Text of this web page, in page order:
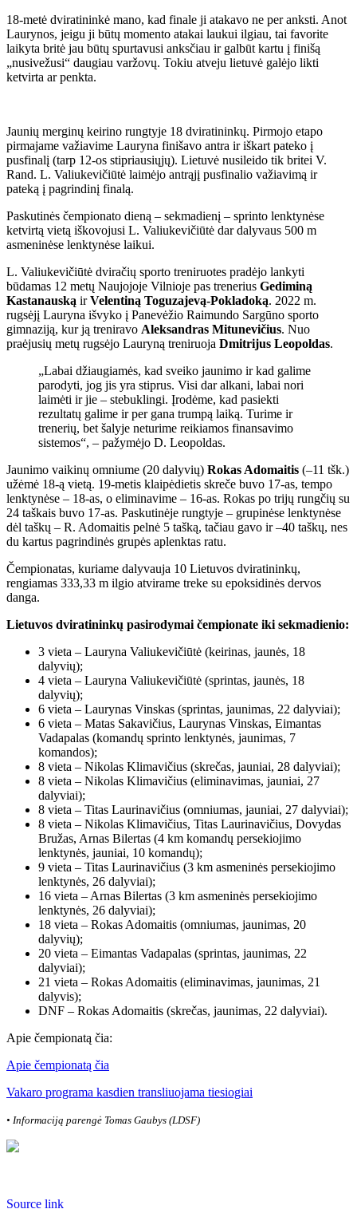
18-metė dviratininkė mano, kad finale ji atakavo ne per anksti. Anot
Laurynos, jeigu ji būtų momento atakai laukui ilgiau, tai favorite
laikyta britė jau būtų spurtavusi anksčiau ir galbūt kartu į finišą
„nusivežusi“ daugiau varžovų. Tokiu atveju lietuvė galėjo likti
ketvirta ar penkta.
Jaunių merginų keirino rungtyje 18 dviratininkų. Pirmojo etapo
pirmajame važiavime Lauryna finišavo antra ir iškart pateko į
pusfinalį (tarp 12-os stipriausiųjų). Lietuvė nusileido tik britei V.
Rand. L. Valiukevičiūtė laimėjo antrąjį pusfinalio važiavimą ir
pateką į pagrindinį finalą.
Paskutinės čempionato dieną – sekmadienį – sprinto lenktynėse
ketvirtą vietą iškovojusi L. Valiukevičiūtė dar dalyvaus 500 m
asmeninėse lenktynėse laikui.
L. Valiukevičiūtė dviračių sporto treniruotes pradėjo lankyti
būdamas 12 metų Naujojoje Vilnioje pas trenerius Gediminą
Kastanauską irVelentiną Toguzajevą-Pokladoką. 2022 m.
rugsėjį Lauryna išvyko į Panevėžio Raimundo Sargūno sporto
gimnaziją, kur ją treniravo Aleksandras Mitunevičius. Nuo
praėjusių metų rugsėjo Lauryną treniruoja Dmitrijus Leopoldas.
„Labai džiaugiamės, kad sveiko jaunimo ir kad galime
parodyti, jog jis yra stiprus. Visi dar alkani, labai nori
laimėti ir jie – stebuklingi. Įrodėme, kad pasiekti
rezultatų galime ir per gana trumpą laiką. Turime ir
trenerių, bet šalyje neturime reikiamos finansavimo
sistemos“, – pažymėjo D. Leopoldas.
Jaunimo vaikinų omniume (20 dalyvių) Rokas Adomaitis (–11 tšk.)
užėmė 18-ą vietą. 19-metis klaipėdietis skreče buvo 17-as, tempo
lenktynėse – 18-as, o eliminavime – 16-as. Rokas po trijų rungčių su
24 taškais buvo 17-as. Paskutinėje rungtyje – grupinėse lenktynėse
dėl taškų – R. Adomaitis pelnė 5 tašką, tačiau gavo ir –40 taškų, nes
du kartus pagrindinės grupės aplenktas ratu.
Čempionatas, kuriame dalyvauja 10 Lietuvos dviratininkų,
rengiamas 333,33 m ilgio atvirame treke su epoksidinės dervos
danga.
Lietuvos dviratininkų pasirodymai čempionate iki sekmadienio:
3 vieta – Lauryna Valiukevičiūtė (keirinas, jaunės, 18
dalyvių);
4 vieta – Lauryna Valiukevičiūtė (sprintas, jaunės, 18
dalyvių);
6 vieta – Laurynas Vinskas (sprintas, jaunimas, 22 dalyviai);
6 vieta – Matas Sakavičius, Laurynas Vinskas, Eimantas
Vadapalas (komandų sprinto lenktynės, jaunimas, 7
komandos);
8 vieta – Nikolas Klimavičius (skrečas, jauniai, 28 dalyviai);
8 vieta – Nikolas Klimavičius (eliminavimas, jauniai, 27
dalyviai);
8 vieta – Titas Laurinavičius (omniumas, jauniai, 27 dalyviai);
8 vieta – Nikolas Klimavičius, Titas Laurinavičius, Dovydas
Bružas, Arnas Bilertas (4 km komandų persekiojimo
lenktynės, jauniai, 10 komandų);
9 vieta – Titas Laurinavičius (3 km asmeninės persekiojimo
lenktynės, 26 dalyviai);
16 vieta – Arnas Bilertas (3 km asmeninės persekiojimo
lenktynės, 26 dalyviai);
18 vieta – Rokas Adomaitis (omniumas, jaunimas, 20
dalyvių);
20 vieta – Eimantas Vadapalas (sprintas, jaunimas, 22
dalyviai);
21 vieta – Rokas Adomaitis (eliminavimas, jaunimas, 21
dalyvis);
DNF – Rokas Adomaitis (skrečas, jaunimas, 22 dalyviai).
Apie čempionatą čia:
Apie čempionatą čia
Vakaro programa kasdien transliuojama tiesiogiai
• Informaciją parengė Tomas Gaubys (LDSF)
Source link